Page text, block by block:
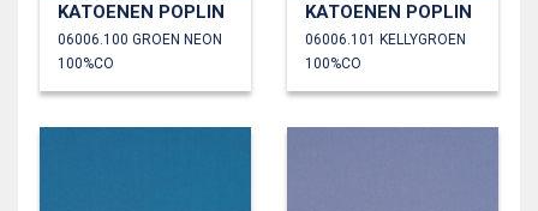
KATOENEN POPLIN
06006.100 GROEN NEON
100%CO
KATOENEN POPLIN
06006.101 KELLYGROEN
100%CO